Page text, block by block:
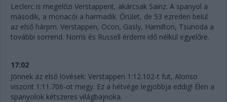
Leclerc is megelőzi Verstappent, akárcsak Sainz. A spanyol a
második, a monacói a harmadik. Őrület, de 53 ezreden belül
az első hárpm. Verstappen, Ocon, Gasly, Hamilton, Tsunoda a
további sorrend. Norris és Russell érdemi idő nélkül egyelőre.
17:02
Jönnek az első lövések: Verstappen 1:12.102-t fut, Alonso
viszont 1:11.706-ot megy. Ez a hétvége legjobbja eddig! Élen a
spanyolok kétszeres világbajnoka.